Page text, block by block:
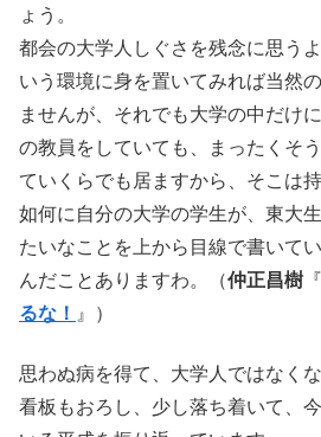
ょう。
都会の大学人しぐさを残念に思う
いう環境に身を置いてみれば当然
ませんが、それでも大学の中だけ
の教員をしていても、まったくそ
ていくらでも居ますから、そこは
如何に自分の大学の学生が、東大
たいなことを上から目線で書いて
んだことありますわ。（仲正昌樹 『
るな！ 』）
思わぬ病を得て、大学人ではなく
看板もおろし、少し落ち着いて、